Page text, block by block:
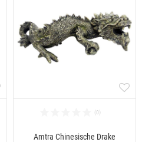
Amtra Chinesische Drake